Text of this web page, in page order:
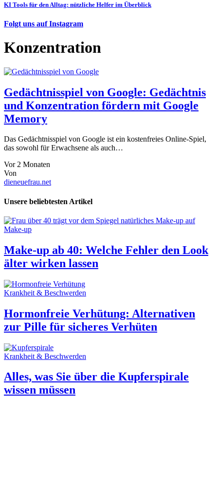
KI Tools für den Alltag: nützliche Helfer im Überblick
Folgt uns auf Instagram
Konzentration
Gedächtnisspiel von Google: Gedächtnis
und Konzentration fördern mit Google
Memory
Das Gedächtnisspiel von Google ist ein kostenfreies Online-Spiel,
das sowohl für Erwachsene als auch…
Vor 2 Monaten
Von
dieneuefrau.net
Unsere beliebtesten Artikel
Make-up
Make-up ab 40: Welche Fehler den Look
älter wirken lassen
Krankheit & Beschwerden
Hormonfreie Verhütung: Alternativen
zur Pille für sicheres Verhüten
Krankheit & Beschwerden
Alles, was Sie über die Kupferspirale
wissen müssen